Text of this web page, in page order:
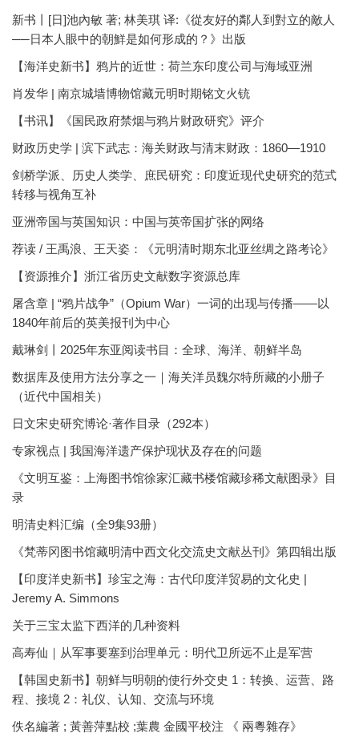
新书丨[日]池內敏 著; 林美琪 译:《從友好的鄰人到對立的敵人
──日本人眼中的朝鮮是如何形成的？》出版
【海洋史新书】鸦片的近世：荷兰东印度公司与海域亚洲
肖发华 | 南京城墙博物馆藏元明时期铭文火铳
【书讯】《国民政府禁烟与鸦片财政研究》评介
财政历史学 | 滨下武志：海关财政与清末财政：1860—1910
剑桥学派、历史人类学、庶民研究：印度近现代史研究的范式
转移与视角互补
亚洲帝国与英国知识：中国与英帝国扩张的网络
荐读 / 王禹浪、王天姿：《元明清时期东北亚丝绸之路考论》
【资源推介】浙江省历史文献数字资源总库
屠含章 | “鸦片战争”（Opium War）一词的出现与传播——以
1840年前后的英美报刊为中心
戴琳剑丨2025年东亚阅读书目：全球、海洋、朝鲜半岛
数据库及使用方法分享之一｜海关洋员魏尔特所藏的小册子
（近代中国相关）
日文宋史研究博论·著作目录（292本）
专家视点 | 我国海洋遗产保护现状及存在的问题
《文明互鉴：上海图书馆徐家汇藏书楼馆藏珍稀文献图录》目
录
明清史料汇编（全9集93册）
《梵蒂冈图书馆藏明清中西文化交流史文献丛刊》第四辑出版
【印度洋史新书】珍宝之海：古代印度洋贸易的文化史 |
Jeremy A. Simmons
关于三宝太监下西洋的几种资料
高寿仙｜从军事要塞到治理单元：明代卫所远不止是军营
【韩国史新书】朝鲜与明朝的使行外交史 1：转换、运营、路
程、接境 2：礼仪、认知、交流与环境
佚名編著 ; 黃善萍點校 ;葉農 金國平校注 《 兩粵雜存》